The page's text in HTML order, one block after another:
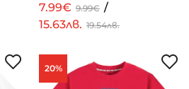
7.99€ 9.99€ /
15.63лв. 19.54лв.
20%